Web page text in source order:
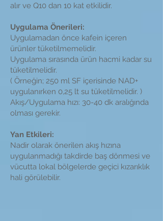
alır ve Q10 dan 10 kat etkilidir.
Uygulama Önerileri:
Uygulamadan önce kafein içeren
ürünler tüketilmemelidir.
Uygulama sırasında ürün hacmi kadar su
tüketilmelidir.
( Örneğin; 250 ml SF içerisinde NAD+
uygulanırken 0,25 lt su tüketilmelidir. )
Akış/Uygulama hızı: 30-40 dk aralığında
olması gerekir.
Yan Etkileri:
Nadir olarak önerilen akış hızına
uygulanmadığı takdirde baş dönmesi ve
vücutta lokal bölgelerde geçici kızarıklık
hali görülebilir.